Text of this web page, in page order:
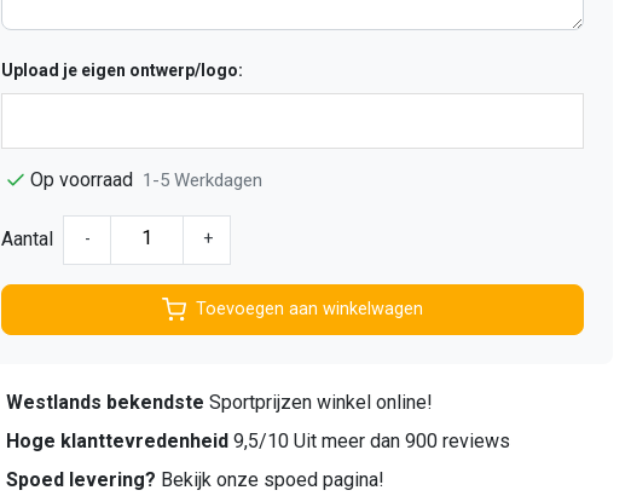
Upload je eigen ontwerp/logo:
Op voorraad 1-5 Werkdagen
Aantal - +
Toevoegen aan winkelwagen
Westlands bekendste Sportprijzen winkel online!
Hoge klanttevredenheid 9,5/10 Uit meer dan 900 reviews
Spoed levering? Bekijk onze spoed pagina!